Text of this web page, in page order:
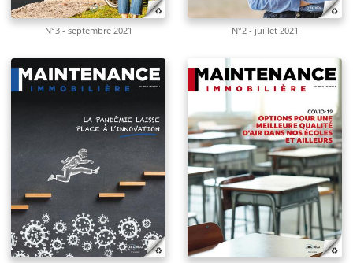
N°3 - septembre 2021 N°2 - juillet 2021